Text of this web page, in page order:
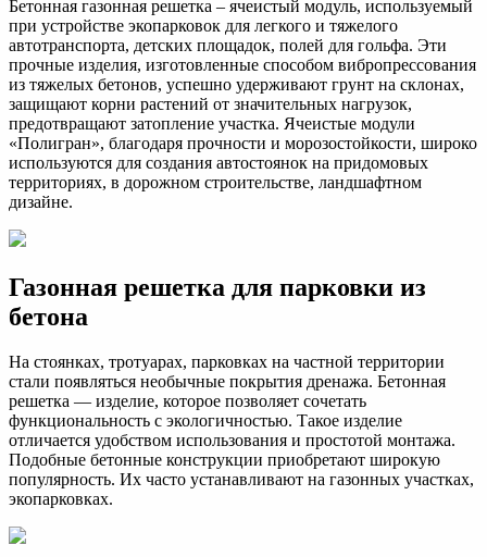
руками
—
журнал
expertology
Бетонная газонная решетка – ячеистый модуль, используемый
при устройстве экопарковок для легкого и тяжелого
автотранспорта, детских площадок, полей для гольфа. Эти
прочные изделия, изготовленные способом вибропрессования
из тяжелых бетонов, успешно удерживают грунт на склонах,
защищают корни растений от значительных нагрузок,
предотвращают затопление участка. Ячеистые модули
«Полигран», благодаря прочности и морозостойкости, широко
используются для создания автостоянок на придомовых
территориях, в дорожном строительстве, ландшафтном
дизайне.
Газонная решетка для парковки из
бетона
На стоянках, тротуарах, парковках на частной территории
стали появляться необычные покрытия дренажа. Бетонная
решетка — изделие, которое позволяет сочетать
функциональность с экологичностью. Такое изделие
отличается удобством использования и простотой монтажа.
Подобные бетонные конструкции приобретают широкую
популярность. Их часто устанавливают на газонных участках,
экопарковках.